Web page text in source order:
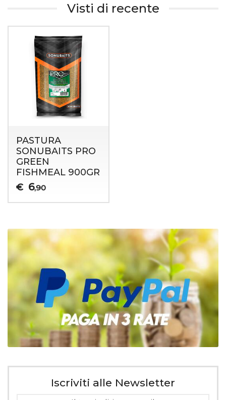
Visti di recente
PASTURA
SONUBAITS PRO
GREEN
FISHMEAL 900GR
€ 6,90
Iscriviti alle Newsletter